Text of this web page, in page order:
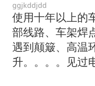
ggjkddjdd
使用十年以上的
部线路、车架焊
遇到颠簸、高温
升。。。。见过